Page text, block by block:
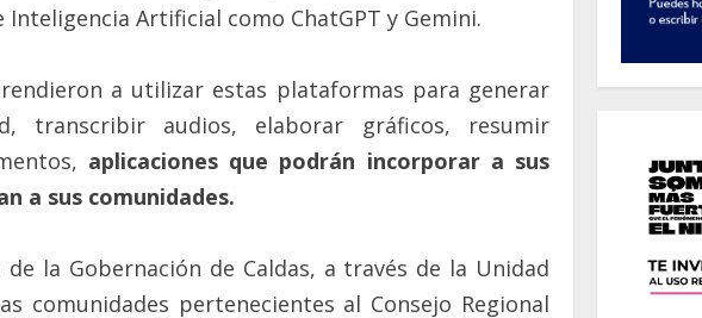
Artificial como ChatGPT y Gemini.
a utilizar estas plataformas para generar
transcribir audios, elaborar gráficos, resumir
aplicaciones que podrán incorporar a sus
a sus comunidades.
la Gobernación de Caldas, a través de la Unidad
comunidades pertenecientes al Consejo Regional